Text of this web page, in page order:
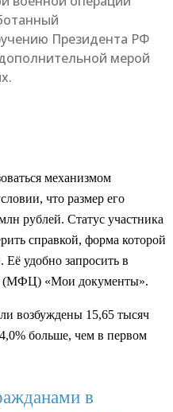
Президента РФ
мерой
механизмом
что размер его
рублей. Статус участника
справкой, форма которой
удобно запросить в
(МФЦ) «Мои документы».
возбуждены 15,65 тысяч
больше, чем в первом
в